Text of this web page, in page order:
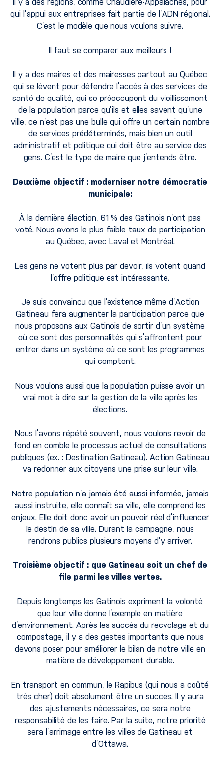
Il y a des régions, comme Chaudière-Appalaches, pour
qui l’appui aux entreprises fait partie de l’ADN régional.
C’est le modèle que nous voulons suivre.
Il faut se comparer aux meilleurs !
Il y a des maires et des mairesses partout au Québec
qui se lèvent pour défendre l’accès à des services de
santé de qualité, qui se préoccupent du vieillissement
de la population parce qu’ils et elles savent qu’une
ville, ce n’est pas une bulle qui offre un certain nombre
de services prédéterminés, mais bien un outil
administratif et politique qui doit être au service des
gens. C’est le type de maire que j’entends être.
Deuxième objectif : moderniser notre démocratie
municipale;
À la dernière élection, 61 % des Gatinois n’ont pas
voté. Nous avons le plus faible taux de participation
au Québec, avec Laval et Montréal.
Les gens ne votent plus par devoir, ils votent quand
l’offre politique est intéressante.
Je suis convaincu que l’existence même d’Action
Gatineau fera augmenter la participation parce que
nous proposons aux Gatinois de sortir d’un système
où ce sont des personnalités qui s’affrontent pour
entrer dans un système où ce sont les programmes
qui comptent.
Nous voulons aussi que la population puisse avoir un
vrai mot à dire sur la gestion de la ville après les
élections.
Nous l’avons répété souvent, nous voulons revoir de
fond en comble le processus actuel de consultations
publiques (ex. : Destination Gatineau). Action Gatineau
va redonner aux citoyens une prise sur leur ville.
Notre population n’a jamais été aussi informée, jamais
aussi instruite, elle connaît sa ville, elle comprend les
enjeux. Elle doit donc avoir un pouvoir réel d’influencer
le destin de sa ville. Durant la campagne, nous
rendrons publics plusieurs moyens d’y arriver.
Troisième objectif : que Gatineau soit un chef de
file parmi les villes vertes.
Depuis longtemps les Gatinois expriment la volonté
que leur ville donne l’exemple en matière
d’environnement. Après les succès du recyclage et du
compostage, il y a des gestes importants que nous
devons poser pour améliorer le bilan de notre ville en
matière de développement durable.
En transport en commun, le Rapibus (qui nous a coûté
très cher) doit absolument être un succès. Il y aura
des ajustements nécessaires, ce sera notre
responsabilité de les faire. Par la suite, notre priorité
sera l’arrimage entre les villes de Gatineau et
d’Ottawa.